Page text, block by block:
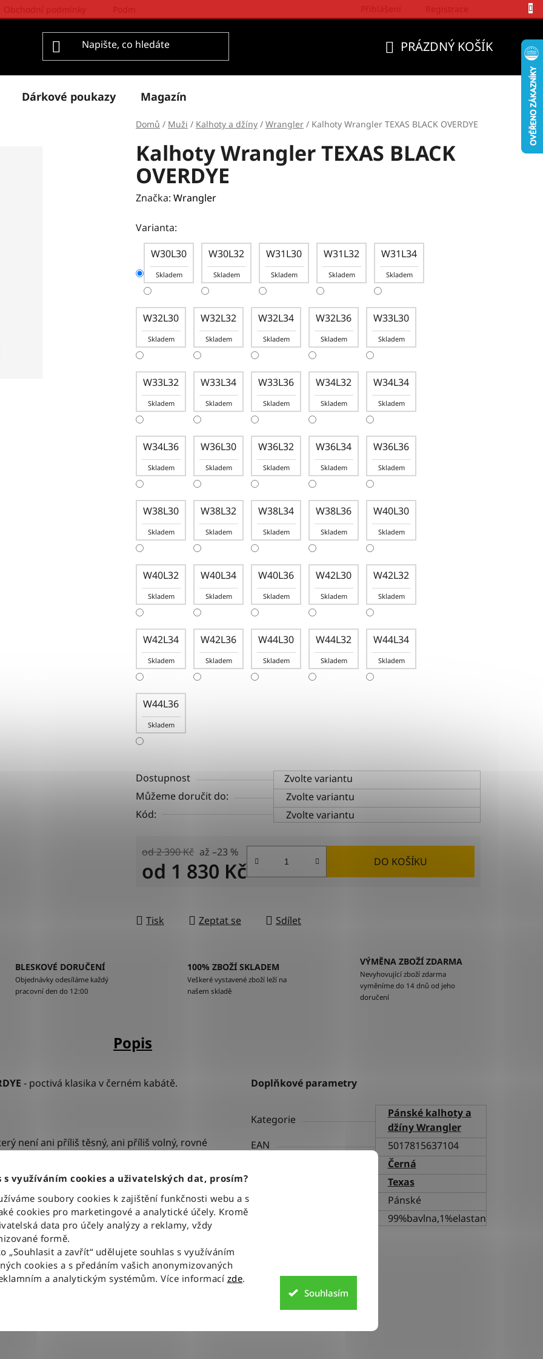
s využíváním cookies a uživatelských dat, prosím?
soubory cookies k zajištění funkčnosti webu a s
cookies pro marketingové a analytické účely. Kromě
data pro účely analýzy a reklamy, vždy
formě.
„Souhlasit a zavřít“ udělujete souhlas s využíváním
cookies a s předáním vašich anonymizovaných
a analytickým systémům. Více informací zde.
Souhlasím
PRÁZDNÝ KOŠÍK
Dárkové poukazy Magazín
Domů / Muži / Kalhoty a džíny / Wrangler / Kalhoty Wrangler TEXAS BLACK OVERDYE
Kalhoty Wrangler TEXAS BLACK
OVERDYE
Značka: Wrangler
Varianta:
W30L30
Skladem
W30L32
Skladem
W31L30
Skladem
W31L32
Skladem
W31L34
Skladem
W32L30
Skladem
W32L32
Skladem
W32L34
Skladem
W32L36
Skladem
W33L30
Skladem
W33L32
Skladem
W33L34
Skladem
W33L36
Skladem
W34L32
Skladem
W34L34
Skladem
W34L36
Skladem
W36L30
Skladem
W36L32
Skladem
W36L34
Skladem
W36L36
Skladem
W38L30
Skladem
W38L32
Skladem
W38L34
Skladem
W38L36
Skladem
W40L30
Skladem
W40L32
Skladem
W40L34
Skladem
W40L36
Skladem
W42L30
Skladem
W42L32
Skladem
W42L34
Skladem
W42L36
Skladem
W44L30
Skladem
W44L32
Skladem
W44L34
Skladem
W44L36
Skladem
Dostupnost
Zvolte variantu
Můžeme doručit do:
Zvolte variantu
Kód:
Zvolte variantu
od 2 390 Kč až –23 %
od 1 830 Kč DO KOŠÍKU
Tisk Zeptat se Sdílet
BLESKOVÉ DORUČENÍ
Objednávky odesíláme každý
pracovní den do 12:00
100% ZBOŽÍ SKLADEM
Veškeré vystavené zboží leží na
našem skladě
VÝMĚNA ZBOŽÍ ZDARMA
Nevyhovující zboží zdarma
vyměníme do 14 dnů od jeho
doručení
Popis
- poctivá klasika v černém kabátě.
není ani příliš těsný, ani příliš volný, rovné
znamená, že džínovina byla barvena
odstínu, který působí elegantněji než
jsou džíny pružné, neomezují v pohybu a
kapsách a dvojité „W“ prošití vzadu
pro Wrangler.
štítek uvnitř přední kapsy jsou jasným
kvalitu bez kompromisů.
Doplňkové parametry
Kategorie
Pánské kalhoty a
džíny Wrangler
EAN
5017815637104
Černá
Texas
Pánské
99%bavlna,1%elastan